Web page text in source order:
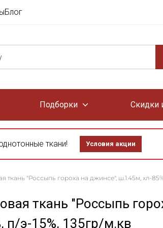
Блог
Подборки Скидки
ткани! Условия акции
ткань "Россыпь гороха на джинсе", ш.1.45м, хл-
ткань "Россыпь
п/э-15%, 135гр/м.кв